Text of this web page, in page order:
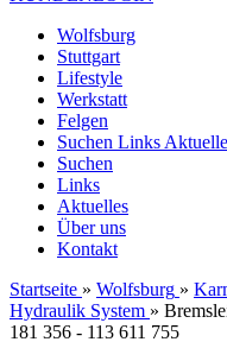
Wolfsburg
Stuttgart
Lifestyle
Werkstatt
Felgen
Suchen Links
Suchen
Links
Aktuelles
Über uns
Kontakt
Startseite » Wolfsburg »
Hydraulik System »
181 356 - 113 611 755